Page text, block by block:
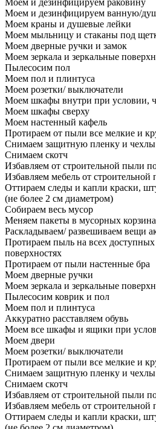
Моем и дезинфицируем раковину
Моем и дезинфицируем ванную/
Моем краны и душевые лейки
Моем мыльницу и стаканы под
Моем дверные ручки и замок
Моем зеркала и зеркальные
Пылесосим пол
Моем пол и плинтуса
Моем розетки/ выключатели
Моем шкафы внутри при условии,
Моем шкафы сверху
Моем настенный кафель
Протираем от пыли все мелкие и
Снимаем защитную пленку и чехлы
Снимаем скотч
Избавляем от строительной пыли
Избавляем мебель от строительной
Оттираем следы и капли краски,
(не более 2 см диаметром)
Собираем весь мусор
Меняем пакеты в мусорных
Раскладываем/ развешиваем вещи
Протираем пыль на всех
поверхностях
Протираем от пыли настенные бра
Моем дверные ручки
Моем зеркала и зеркальные
Пылесосим коврик и пол
Моем пол и плинтуса
Аккуратно расставляем обувь
Моем все шкафы и ящики при
Моем двери
Моем розетки/ выключатели
Протираем от пыли все мелкие и
Снимаем защитную пленку и чехлы
Снимаем скотч
Избавляем от строительной пыли
Избавляем мебель от строительной
Оттираем следы и капли краски,